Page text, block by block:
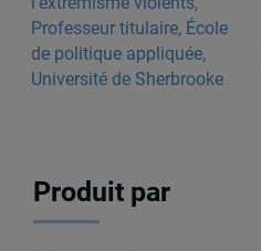
Professeur titulaire, École
de politique appliquée,
Université de Sherbrooke
Produit par